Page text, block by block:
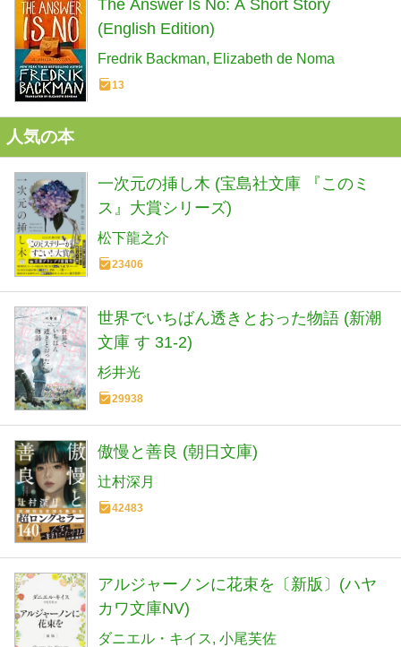
The Answer Is No: A Short Story
(English Edition)
Fredrik Backman Elizabeth de Noma
13
人気の本
一次元の挿し木 (宝島社文庫 『このミ
ス』大賞シリーズ)
松下龍之介
23406
世界でいちばん透きとおった物語 (新潮
文庫 す 31-2)
杉井光
29938
傲慢と善良 (朝日文庫)
辻村深月
42483
アルジャーノンに花束を〔新版〕(ハヤ
カワ文庫NV)
ダニエル・キイス 小尾芙佐